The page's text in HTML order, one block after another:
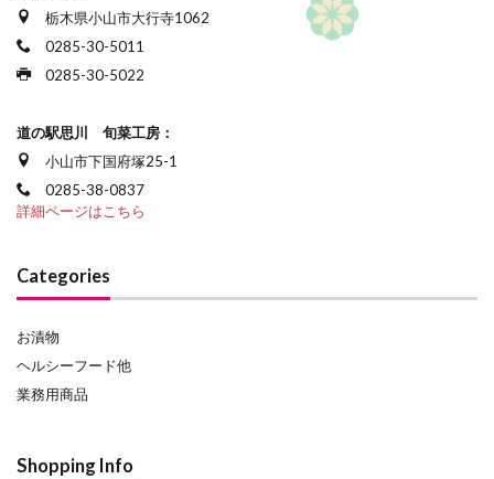
栃木県小山市大行寺1062
0285-30-5011
0285-30-5022
道の駅思川 旬菜工房：
小山市下国府塚25-1
0285-38-0837
詳細ページはこちら
Categories
お漬物
ヘルシーフード他
業務用商品
Shopping Info